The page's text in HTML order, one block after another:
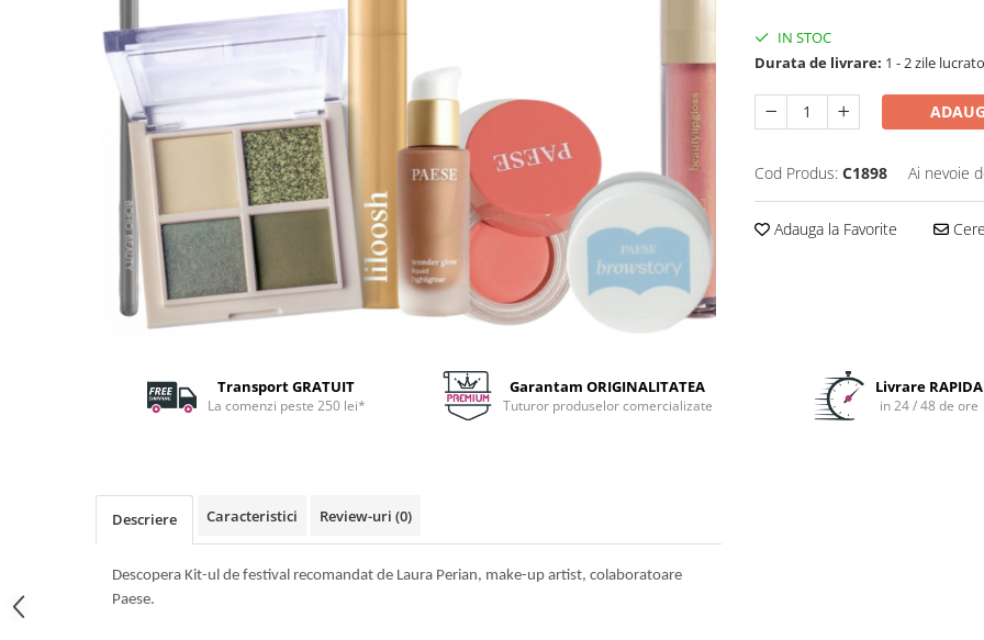
Pigmenti minerali
Creioane sprancene
Gel pentru sprancene
IN STOC
Durata de livrare: 1 - 2 zile
Cod Produs: C1898 Ai nevoie
Adauga la Favorite
Transport GRATUIT
La comenzi peste 250 lei*
Garantam ORIGINALITATEA
Tuturor produselor comercializate
Livrare RAPIDA
in 24 / 48 de ore
Descriere Caracteristici Review-uri (0)
Descopera Kit-ul de festival recomandat de Laura Perian, make-up artist, colaboratoare
Paese.